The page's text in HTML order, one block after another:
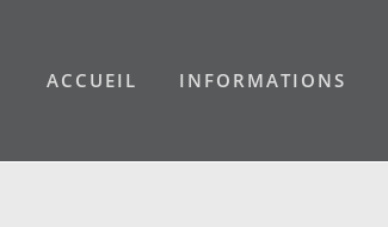
ACCUEIL INFORMATIONS